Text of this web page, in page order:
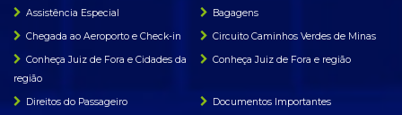
Assistência Especial
Bagagens
Chegada ao Aeroporto e Check-in
Circuito Caminhos Verdes de Minas
Conheça Juiz de Fora e Cidades da
região
Conheça Juiz de Fora e região
Direitos do Passageiro
Documentos Importantes